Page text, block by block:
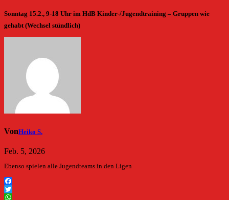
Sonntag 15.2., 9-18 Uhr im HdB Kinder-/Jugendtraining – Gruppen wie
gehabt (Wechsel stündlich)
VonHeiko S.
Feb. 5, 2026
Ebenso spielen alle Jugendteams in den Ligen
Facebook
Twitter